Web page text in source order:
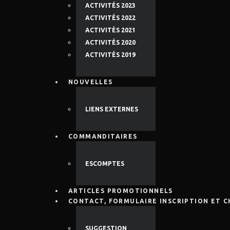
ACTIVITÉS 2023
ACTIVITÉS 2022
ACTIVITÉS 2021
ACTIVITÉS 2020
ACTIVITÉS 2019
NOUVELLES
LIENS EXTERNES
COMMANDITAIRES
ESCOMPTES
ARTICLES PROMOTIONNELS
CONTACT, FORMULAIRE INSCRIPTION ET
SUGGESTION